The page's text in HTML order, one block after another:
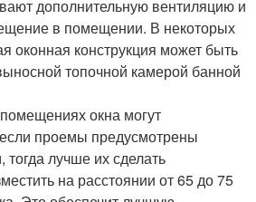
дополнительную вентиляцию и
в помещении. В некоторых
оконная конструкция может быть
топочной камерой банной
окна могут
если проемы предусмотрены
лучше их сделать
на расстоянии от 65 до 75